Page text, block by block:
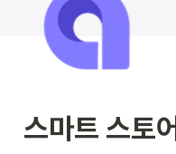
스마트 스토어